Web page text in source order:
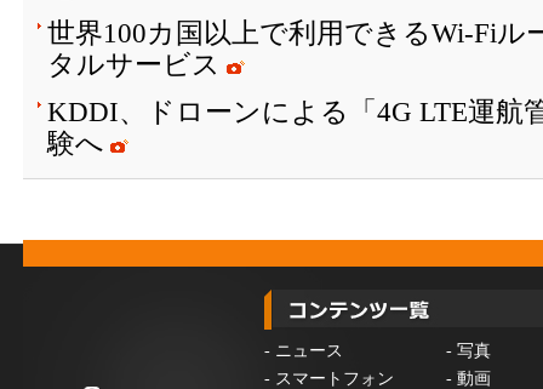
世界100カ国以上で利用できるWi-Fiル
タルサービス
KDDI、ドローンによる「4G LTE運航
験へ
- ニュース - 写真
- スマートフォン - 動画